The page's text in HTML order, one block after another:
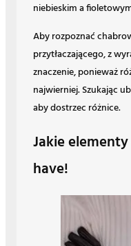
niebieskim a
Aby rozpoznać
przytłaczającego, z
znaczenie, ponieważ
najwierniej. Szukając
aby dostrzec różnice.
Jakie
have!